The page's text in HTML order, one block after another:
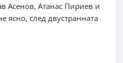
Асенов, Атанас Пириев и
ясно, след двустранната